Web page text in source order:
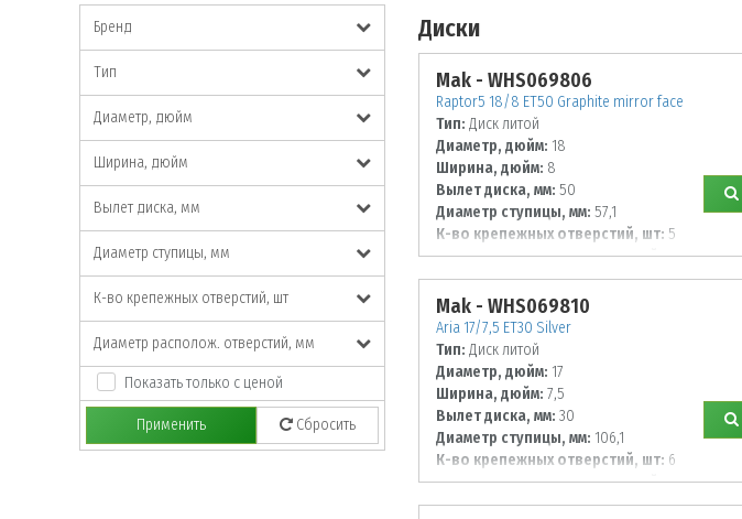
Бренд
Тип
Диаметр, дюйм
Ширина, дюйм
Вылет диска, мм
Диаметр ступицы, мм
К-во крепежных отверстий, шт
Диаметр располож. отверстий, мм
Показать только с ценой
Применить Сбросить
Диски
Mak - WHS069806
Raptor5 18/8 ET50 Graphite mirror face
Тип: Диск литой
Диаметр, дюйм: 18
Ширина, дюйм: 8
Вылет диска, мм: 50
Диаметр ступицы, мм: 57,1
К-во крепежных отверстий, шт: 5
Диаметр располож. отверстий, мм:
112
Mak - WHS069810
Aria 17/7,5 ET30 Silver
Тип: Диск литой
Диаметр, дюйм: 17
Ширина, дюйм: 7,5
Вылет диска, мм: 30
Диаметр ступицы, мм: 106,1
К-во крепежных отверстий, шт: 6
Диаметр располож. отверстий, мм:
139,7